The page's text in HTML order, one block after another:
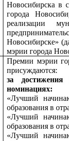
Новосибирска в
города
реализации
Новосибирске»
мэрии города
Премии мэрии
присуждаются:
за
номинациях:
«Лучший
образования в
«Лучший
образования в
«Лучший